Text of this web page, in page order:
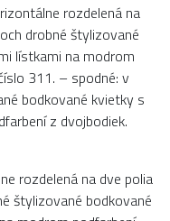
rozdelená na
drobné štylizované
lístkami na modrom
311. – spodné: v
bodkované kvietky s
z dvojbodiek.
rozdelená na dve polia
štylizované bodkované